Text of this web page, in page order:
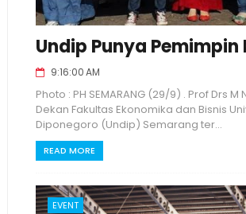
Undip Punya Pemimpin
9:16:00 AM
Photo : PH SEMARANG (29/9) . Prof Drs M
Dekan Fakultas Ekonomika dan Bisnis
Diponegoro (Undip) Semarang ter...
READ MORE
EVENT